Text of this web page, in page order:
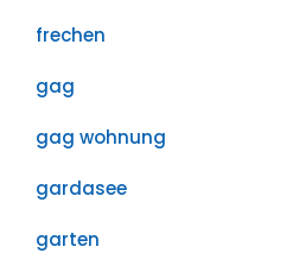
frechen
gag
gag wohnung
gardasee
garten